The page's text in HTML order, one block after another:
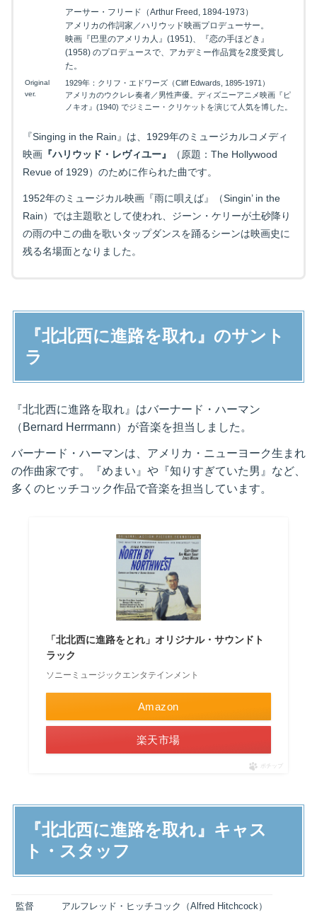
アーサー・フリード（Arthur Freed, 1894-1973）
アメリカの作詞家／ハリウッド映画プロデューサー。
映画『巴里のアメリカ人』(1951)、『恋の手ほどき』
(1958) のプロデュースで、アカデミー作品賞を2度受賞し
た。
Original
ver.
1929年：クリフ・エドワーズ（Cliff Edwards, 1895-1971）
アメリカのウクレレ奏者／男性声優。ディズニーアニメ映画『ピ
ノキオ』(1940) でジミニー・クリケットを演じて人気を博した。
『Singing in the Rain』は、1929年のミュージカルコメディ
映画『ハリウッド・レヴィユー』
（原題：The Hollywood
Revue of 1929）のために作られた曲です。
1952年のミュージカル映画『雨に唄えば』（Singin’ in the
Rain）では主題歌として使われ、ジーン・ケリーが土砂降り
の雨の中この曲を歌いタップダンスを踊るシーンは映画史に
残る名場面となりました。
『北北西に進路を取れ』のサント
ラ
『北北西に進路を取れ』はバーナード・ハーマン
（Bernard Herrmann）が音楽を担当しました。
バーナード・ハーマンは、アメリカ・ニューヨーク生まれ
の作曲家です。『めまい』や『知りすぎていた男』など、
多くのヒッチコック作品で音楽を担当しています。
「北北西に進路をとれ」オリジナル・サウンドト
ラック
ソニーミュージックエンタテインメント
Amazon
楽天市場
ポチップ
『北北西に進路を取れ』キャス
ト・スタッフ
監督 アルフレッド・ヒッチコック（Alfred Hitchcock）